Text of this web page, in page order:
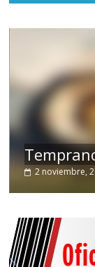
2 noviembre,